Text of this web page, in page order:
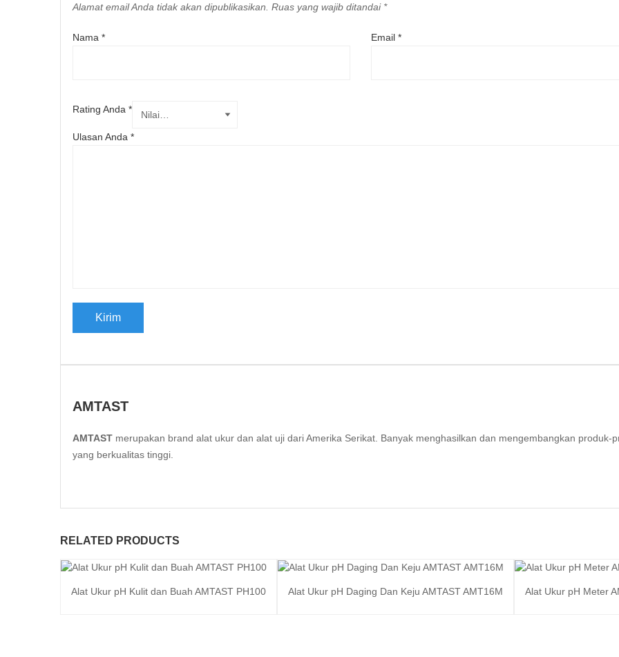
Alamat email Anda tidak akan dipublikasikan. Ruas yang wajib ditandai *
Nama * Email *
Rating Anda *
Ulasan Anda *
AMTAST
AMTAST merupakan brand alat ukur dan alat uji dari Amerika Serikat. Banyak menghasilkan dan mengembangkan produk-
yang berkualitas tinggi.
RELATED PRODUCTS
Baca selengkapnya
Alat Ukur pH Kulit dan Buah AMTAST PH100 Baca selengkapnya
Alat Ukur pH Daging Dan Keju AMTAST AMT16M Baca
Alat Ukur pH Meter